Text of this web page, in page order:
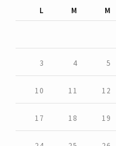
L
M M
3 4 5
10 11 12
17 18 19